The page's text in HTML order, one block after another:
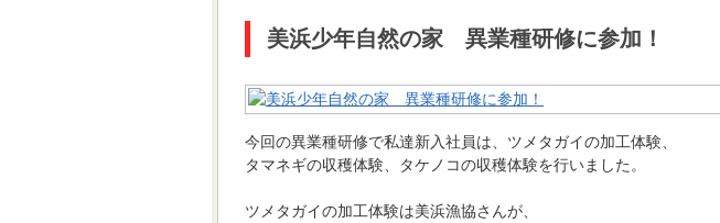
美浜少年自然の家 異業種研修に参加！
今回の異業種研修で私達新入社員は、ツメタガイの加工体験、
タマネギの収穫体験、タケノコの収穫体験を行いました。
ツメタガイの加工体験は美浜漁協さんが、